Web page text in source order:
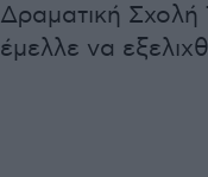
Δραματική Σχολή
έμελλε να